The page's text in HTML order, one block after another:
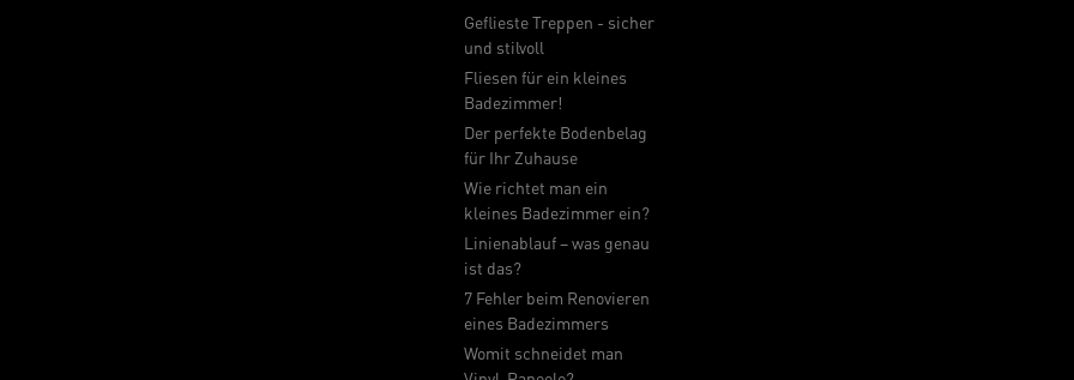
Geflieste Treppen - sicher
und stilvoll
Fliesen für ein kleines
Badezimmer!
Der perfekte Bodenbelag
für Ihr Zuhause
Wie richtet man ein
kleines Badezimmer ein?
Linienablauf – was genau
ist das?
7 Fehler beim Renovieren
eines Badezimmers
Womit schneidet man